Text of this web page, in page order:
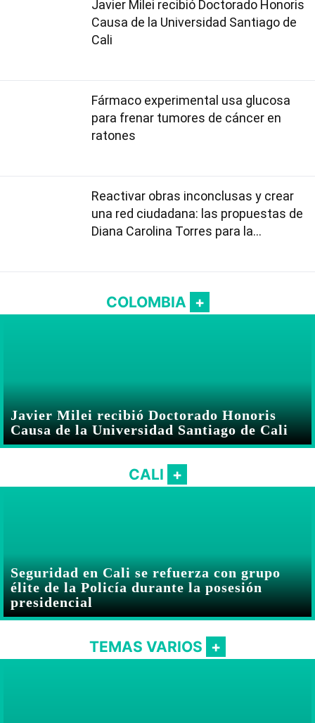
Javier Milei recibió Doctorado Honoris
Causa de la Universidad Santiago de
Cali
Fármaco experimental usa glucosa
para frenar tumores de cáncer en
ratones
Reactivar obras inconclusas y crear
una red ciudadana: las propuestas de
Diana Carolina Torres para la
COLOMBIA
Javier Milei recibió Doctorado Honoris
Causa de la Universidad Santiago de Cali
CALI
Seguridad en Cali se refuerza con grupo
élite de la Policía durante la posesión
presidencial
TEMAS VARIOS